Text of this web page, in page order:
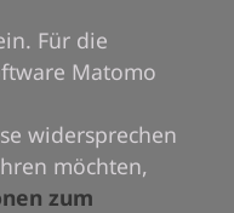
Für die
Matomo
widersprechen
möchten,
zum